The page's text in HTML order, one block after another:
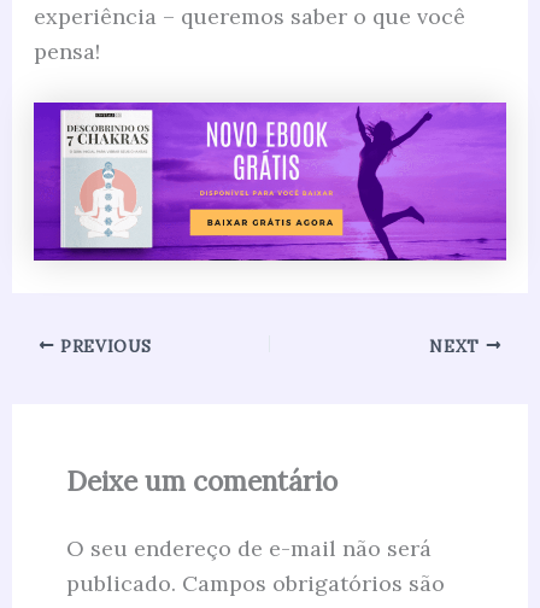
experiência – queremos saber o que você
pensa!
PREVIOUS NEXT
Deixe um comentário
O seu endereço de e-mail não será
publicado. Campos obrigatórios são